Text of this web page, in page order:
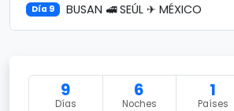
Día 9 BUSAN 🚅 SEÚL ✈ MÉXICO
9
Días
6
Noches
1
Países